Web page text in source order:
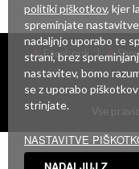
Facebook |
Vse
politiki piškotkov, kjer
spreminjate
nadaljnjo uporabo te
strani, brez
nastavitev, bomo
se z uporabo
strinjate.
NASTAVITVE